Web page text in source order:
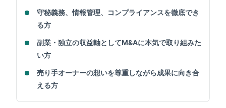
守秘義務、情報管理、コンプライアンスを徹底でき
る方
副業・独立の収益軸としてM&Aに本気で取り組みた
い方
売り手オーナーの想いを尊重しながら成果に向き合
える方